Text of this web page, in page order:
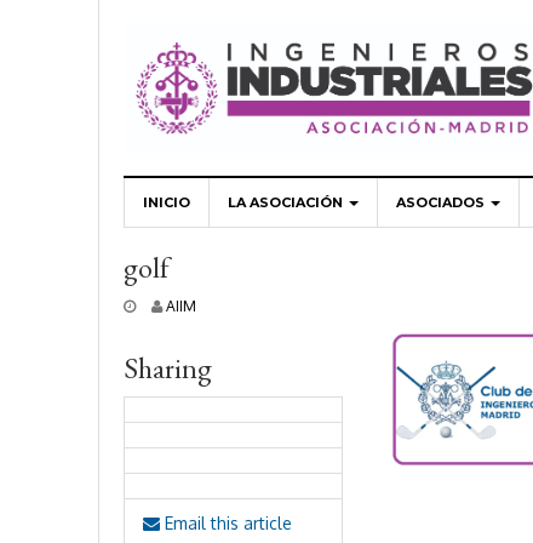
INICIO LA ASOCIACIÓN ASOCIADOS
golf
c
b
r
e
0
AIIM
Sharing
Email this article